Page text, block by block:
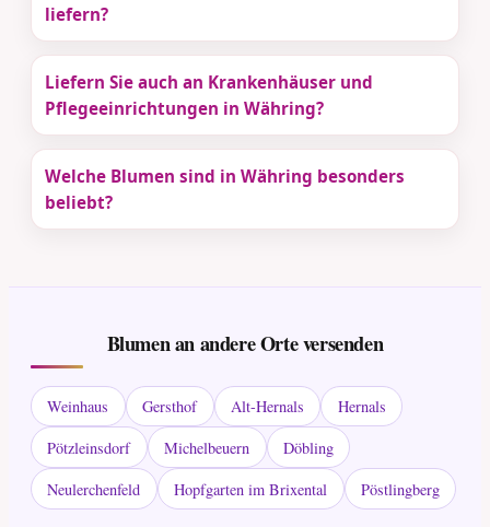
liefern?
Liefern Sie auch an Krankenhäuser und
Pflegeeinrichtungen in Währing?
Welche Blumen sind in Währing besonders
beliebt?
Blumen an andere Orte versenden
Weinhaus Gersthof Alt-Hernals
Hernals
Pötzleinsdorf
Michelbeuern
Döbling
Neulerchenfeld
Hopfgarten im Brixental Pöstlingberg